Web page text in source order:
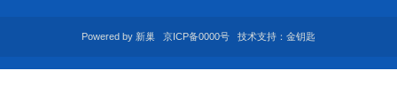
Powered by 新巢 京ICP备0000号 技术支持：金钥匙